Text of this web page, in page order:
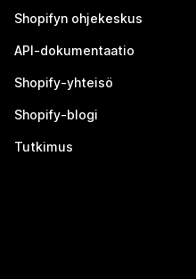
Shopifyn ohjekeskus
API-dokumentaatio
Shopify-yhteisö
Shopify-blogi
Tutkimus